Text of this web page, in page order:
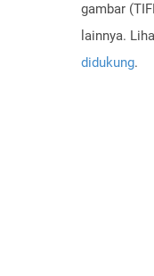
gambar
lainnya.
didukung.